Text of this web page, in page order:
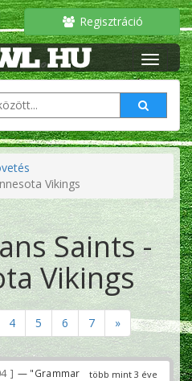
Regisztráció
Vikings
Saints -
Vikings
4 5 6 7 »
több mint 3 éve
— "Grammar